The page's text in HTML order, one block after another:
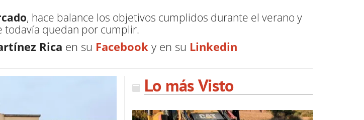
, hace balance los objetivos cumplidos durante el verano y
todavía quedan por cumplir.
Rica en su Facebook y en su Linkedin
Lo más Visto